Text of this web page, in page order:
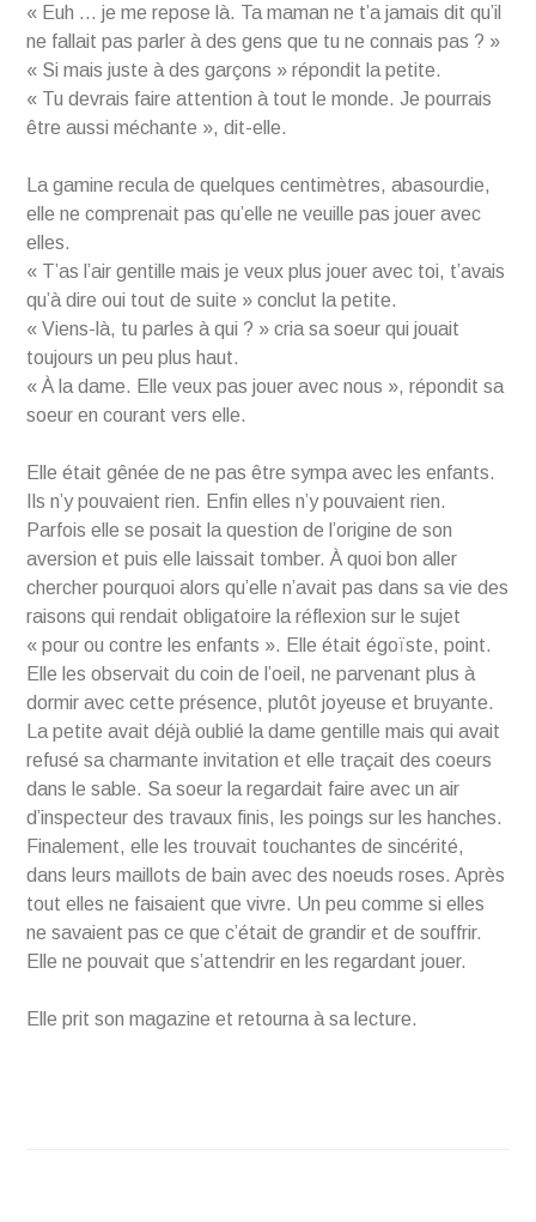
« Euh … je me repose là. Ta maman ne t’a jamais dit qu’il
ne fallait pas parler à des gens que tu ne connais pas ? »
« Si mais juste à des garçons » répondit la petite.
« Tu devrais faire attention à tout le monde. Je pourrais
être aussi méchante », dit-elle.
La gamine recula de quelques centimètres, abasourdie,
elle ne comprenait pas qu’elle ne veuille pas jouer avec
elles.
« T’as l’air gentille mais je veux plus jouer avec toi, t’avais
qu’à dire oui tout de suite » conclut la petite.
« Viens-là, tu parles à qui ? » cria sa soeur qui jouait
toujours un peu plus haut.
« À la dame. Elle veux pas jouer avec nous », répondit sa
soeur en courant vers elle.
Elle était gênée de ne pas être sympa avec les enfants.
Ils n’y pouvaient rien. Enfin elles n’y pouvaient rien.
Parfois elle se posait la question de l’origine de son
aversion et puis elle laissait tomber. À quoi bon aller
chercher pourquoi alors qu’elle n’avait pas dans sa vie des
raisons qui rendait obligatoire la réflexion sur le sujet
« pour ou contre les enfants ». Elle était égoïste, point.
Elle les observait du coin de l’oeil, ne parvenant plus à
dormir avec cette présence, plutôt joyeuse et bruyante.
La petite avait déjà oublié la dame gentille mais qui avait
refusé sa charmante invitation et elle traçait des coeurs
dans le sable. Sa soeur la regardait faire avec un air
d’inspecteur des travaux finis, les poings sur les hanches.
Finalement, elle les trouvait touchantes de sincérité,
dans leurs maillots de bain avec des noeuds roses. Après
tout elles ne faisaient que vivre. Un peu comme si elles
ne savaient pas ce que c’était de grandir et de souffrir.
Elle ne pouvait que s’attendrir en les regardant jouer.
Elle prit son magazine et retourna à sa lecture.